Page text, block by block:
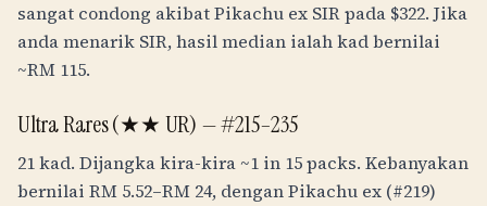
sangat condong akibat Pikachu ex SIR pada $322. Jika
anda menarik SIR, hasil median ialah kad bernilai
~RM 115.
Ultra Rares (★★ UR) —#215–235
21 kad. Dijangka kira-kira ~1 in 15 packs. Kebanyakan
bernilai RM 5.52–RM 24, dengan Pikachu ex (#219)